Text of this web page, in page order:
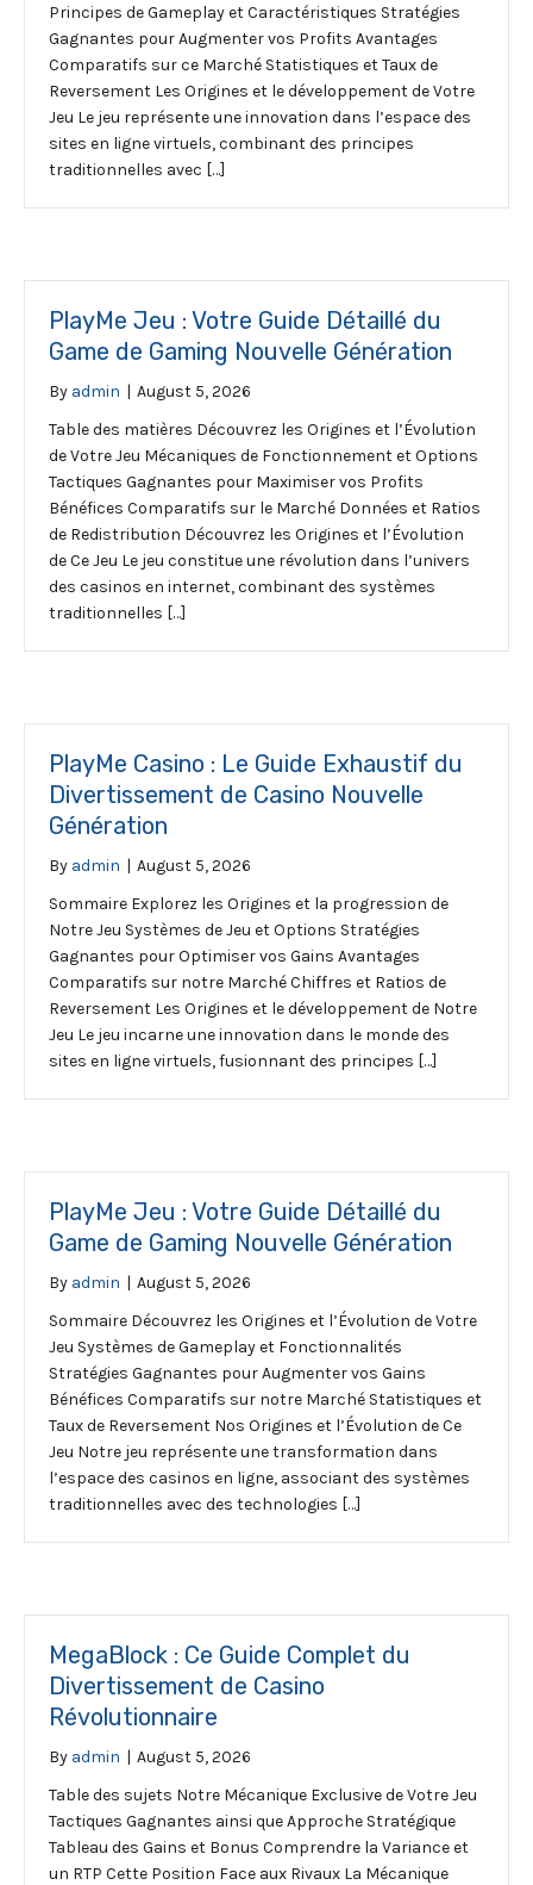
Principes de Gameplay et Caractéristiques Stratégies
Gagnantes pour Augmenter vos Profits Avantages
Comparatifs sur ce Marché Statistiques et Taux de
Reversement Les Origines et le développement de Votre
Jeu Le jeu représente une innovation dans l’espace des
sites en ligne virtuels, combinant des principes
traditionnelles avec […]
PlayMe Jeu : Votre Guide Détaillé du
Game de Gaming Nouvelle Génération
By admin | August 5, 2026
Table des matières Découvrez les Origines et l’Évolution
de Votre Jeu Mécaniques de Fonctionnement et Options
Tactiques Gagnantes pour Maximiser vos Profits
Bénéfices Comparatifs sur le Marché Données et Ratios
de Redistribution Découvrez les Origines et l’Évolution
de Ce Jeu Le jeu constitue une révolution dans l’univers
des casinos en internet, combinant des systèmes
traditionnelles […]
PlayMe Casino : Le Guide Exhaustif du
Divertissement de Casino Nouvelle
Génération
By admin | August 5, 2026
Sommaire Explorez les Origines et la progression de
Notre Jeu Systèmes de Jeu et Options Stratégies
Gagnantes pour Optimiser vos Gains Avantages
Comparatifs sur notre Marché Chiffres et Ratios de
Reversement Les Origines et le développement de Notre
Jeu Le jeu incarne une innovation dans le monde des
sites en ligne virtuels, fusionnant des principes […]
PlayMe Jeu : Votre Guide Détaillé du
Game de Gaming Nouvelle Génération
By admin | August 5, 2026
Sommaire Découvrez les Origines et l’Évolution de Votre
Jeu Systèmes de Gameplay et Fonctionnalités
Stratégies Gagnantes pour Augmenter vos Gains
Bénéfices Comparatifs sur notre Marché Statistiques et
Taux de Reversement Nos Origines et l’Évolution de Ce
Jeu Notre jeu représente une transformation dans
l’espace des casinos en ligne, associant des systèmes
traditionnelles avec des technologies […]
MegaBlock : Ce Guide Complet du
Divertissement de Casino
Révolutionnaire
By admin | August 5, 2026
Table des sujets Notre Mécanique Exclusive de Votre Jeu
Tactiques Gagnantes ainsi que Approche Stratégique
Tableau des Gains et Bonus Comprendre la Variance et
un RTP Cette Position Face aux Rivaux La Mécanique